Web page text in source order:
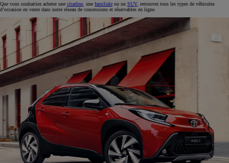
Que vous souhaitiez acheter une citadine , une familiale ou un SUV, retrouvez tous les types de véhicules
d’occasion en vente dans notre réseau de concessions et réservables en ligne.